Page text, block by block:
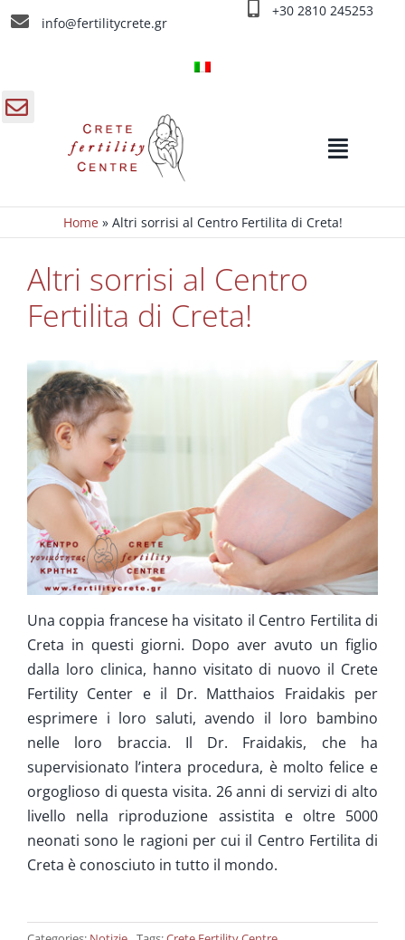
Salta
info@fertilitycrete.gr
+30 2810 245253
Toggle
Chi siamo
Trattamenti d’infertilità
Ringiovanimento & Fertilità
Info
Contatta ci
Home» Altri sorrisi al Centro Fertilita di Creta!
Altri sorrisi al Centro
Fertilita di Creta!
Una coppia francese ha visitato il Centro Fertilita di
Creta in questi giorni. Dopo aver avuto un figlio
dalla loro clinica, hanno visitato di nuovo il Crete
Fertility Center e il Dr. Matthaios Fraidakis per
esprimere i loro saluti, avendo il loro bambino
nelle loro braccia. Il Dr. Fraidakis, che ha
supervisionato l’intera procedura, è molto felice e
orgoglioso di questa visita. 26 anni di servizi di alto
livello nella riproduzione assistita e oltre 5000
neonati sono le ragioni per cui il Centro Fertilita di
Creta è conosciuto in tutto il mondo.